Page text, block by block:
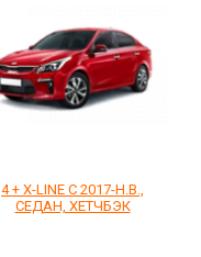
4 + X-LINE С 2017-Н.В.,
СЕДАН, ХЕТЧБЭК